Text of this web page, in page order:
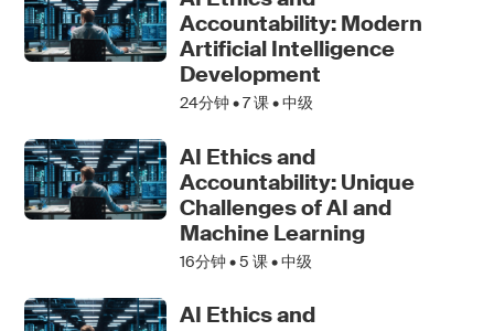
Accountability: Modern
Artificial Intelligence
Development
24分钟 •7课 • 中级
AI Ethics and
Accountability: Unique
Challenges of AI and
Machine Learning
16分钟 •5 课 • 中级
AI Ethics and